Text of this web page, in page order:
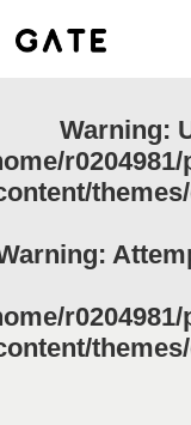
Warning:
: